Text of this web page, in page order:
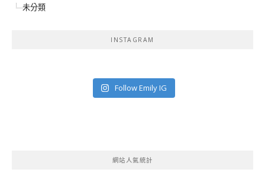
未分類
INSTAGRAM
Follow Emily IG
網站人氣統計